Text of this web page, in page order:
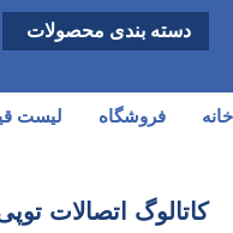
دسته بندی محصولات
خانه فروشگاه لیست
کاتالوگ اتصالات